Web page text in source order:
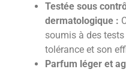
Testée sous
dermatologique :
soumis à des
tolérance et son
Parfum léger et